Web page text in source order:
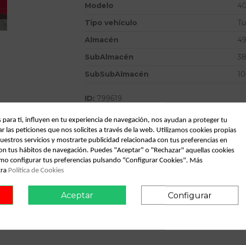
Modelo
Tipo vehículo
Almacén
SubAlmacén
SubSubAlmacén
ID: 799619
Descripción
Recambio de amortiguador delantero
para ti, influyen en tu experiencia de navegación, nos ayudan a proteger tu
las peticiones que nos solicites a través de la web. Utilizamos cookies propias
servicios y mostrarte publicidad relacionada con tus preferencias en
tus hábitos de navegación. Puedes "Aceptar" o "Rechazar" aquellas cookies
configurar tus preferencias pulsando "Configurar Cookies". Más
Política de Cookies
Aceptar Configurar